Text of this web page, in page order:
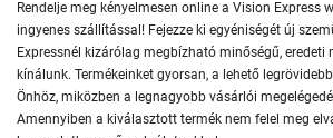
Rendelje meg kényelmesen online a Vision Express
ingyenes szállítással! Fejezze ki egyéniségét új
Expressnél kizárólag megbízható minőségű, eredeti
kínálunk. Termékeinket gyorsan, a lehető
Önhöz, miközben a legnagyobb vásárlói
Amennyiben a kiválasztott termék nem felel meg